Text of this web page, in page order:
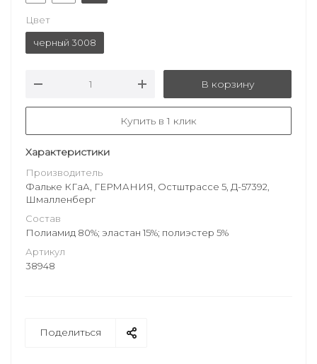
Цвет
черный 3008
В корзину
Купить в 1 клик
Характеристики
Производитель
Фальке КГаА, ГЕРМАНИЯ, Остштрассе 5, Д-57392,
Шмалленберг
Состав
Полиамид 80%; эластан 15%; полиэстер 5%
Артикул
38948
Поделиться